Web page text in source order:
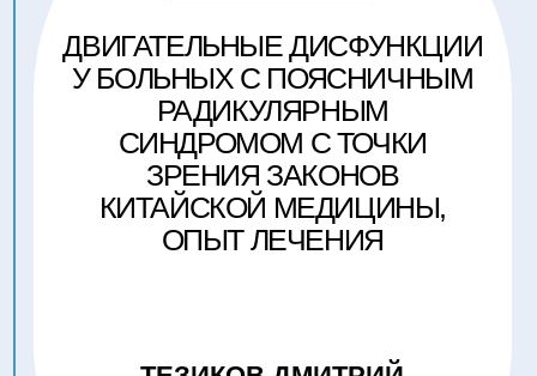
12:50 – 13:30
КЛАССИЧЕСКАЯ КИТАЙСКАЯ
МЕДИЦИНА КАК КЛЮЧЕВОЙ
МОМЕНТ В ЛЕЧЕНИИ ОСТРЫХ И
ХРОНИЧЕСКИХ БОЛЕВЫХ
СИНДРОМОВ, ВОЗНИКШИХ В
РЕЗУЛЬТАТЕ ПСИХО-
ЭМОЦИОНАЛЬНЫХ РАССТРОЙСТВ
Врач-терапевт, рефлексотерапевт,